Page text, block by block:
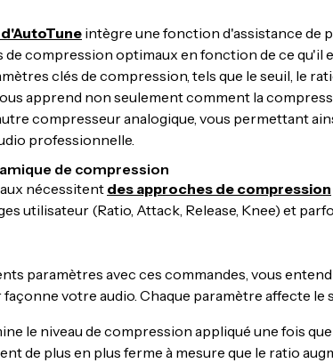
intègre une fonction d'assistance de
de compression optimaux en fonction de ce qu'il
clés de compression, tels que le seuil, le
apprend non seulement comment la
compresseur analogique, vous permettant
professionnelle.
de compression
nécessitent des approches de compression
utilisateur (Ratio, Attack, Release, Knee) et
paramètres avec ces commandes, vous
votre audio. Chaque paramètre affecte le
le niveau de compression appliqué une fois
de plus en plus ferme à mesure que le ratio